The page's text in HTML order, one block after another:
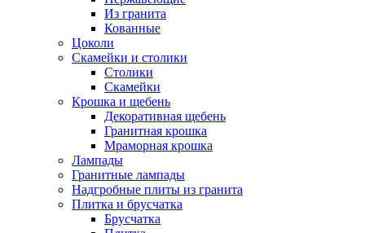
Из гранита
Кованные
Цоколи
Скамейки и столики
Столики
Скамейки
Крошка и щебень
Декоративная щебень
Гранитная крошка
Мраморная крошка
Лампады
Гранитные лампады
Надгробные плиты из гранита
Плитка и брусчатка
Брусчатка